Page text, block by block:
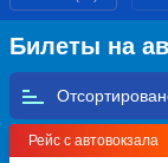
Билеты на
Рейс с автовокзала